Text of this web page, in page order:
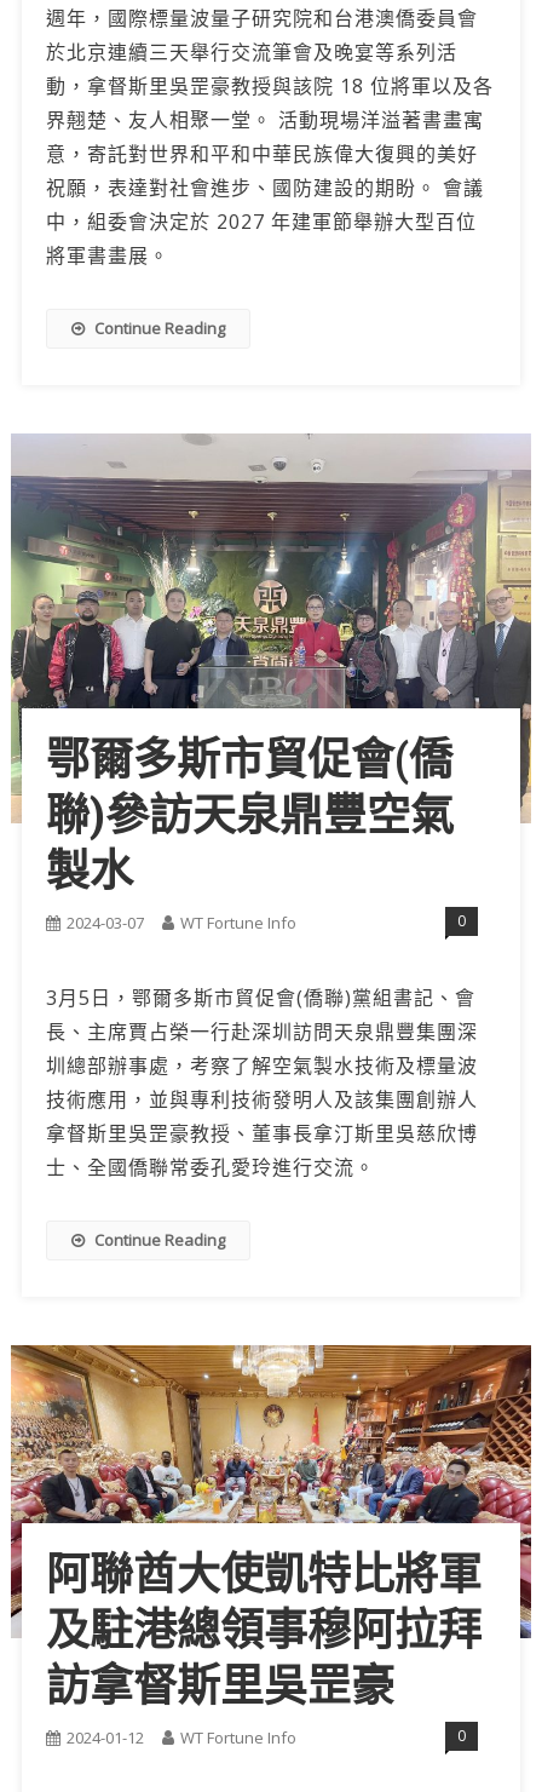
週年，國際標量波量子研究院和台港澳僑委員會
於北京連續三天舉行交流筆會及晚宴等系列活
動，拿督斯里吳罡豪教授與該院 18 位將軍以及各
界翹楚、友人相聚一堂。 活動現場洋溢著書畫寓
意，寄託對世界和平和中華民族偉大復興的美好
祝願，表達對社會進步、國防建設的期盼。 會議
中，組委會決定於 2027 年建軍節舉辦大型百位
將軍書畫展。
Continue Reading
鄂爾多斯市貿促會(僑
聯)參訪天泉鼎豐空氣
製水
2024-03-07 WT Fortune Info 0
3月5日，鄂爾多斯市貿促會(僑聯)黨組書記、會
長、主席賈占榮一行赴深圳訪問天泉鼎豐集團深
圳總部辦事處，考察了解空氣製水技術及標量波
技術應用，並與專利技術發明人及該集團創辦人
拿督斯里吳罡豪教授、董事長拿汀斯里吳慈欣博
士、全國僑聯常委孔愛玲進行交流。
Continue Reading
阿聯酋大使凱特比將軍
及駐港總領事穆阿拉拜
訪拿督斯里吳罡豪
2024-01-12 WT Fortune Info 0